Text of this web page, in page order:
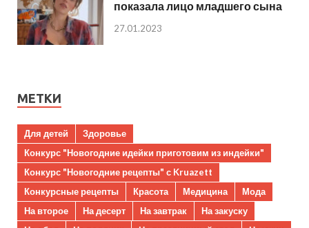
показала лицо младшего сына
27.01.2023
МЕТКИ
Для детей
Здоровье
Конкурс "Новогодние идейки приготовим из индейки"
Конкурс "Новогодние рецепты" с Kruazett
Конкурсные рецепты
Красота Медицина
Мода
На второе
На десерт На завтрак
На закуску